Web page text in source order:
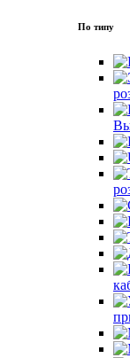
По типу